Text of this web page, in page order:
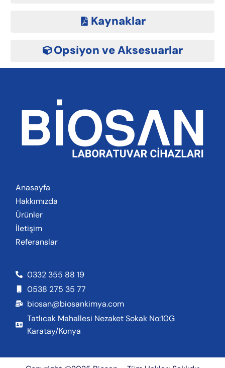
Kaynaklar
Opsiyon ve Aksesuarlar
Anasayfa
Hakkımızda
Ürünler
İletişim
Referanslar
0332 355 88 19
0538 275 35 77
biosan@biosankimya.com
Tatlıcak Mahallesi Nezaket Sokak No:10G
Karatay/Konya